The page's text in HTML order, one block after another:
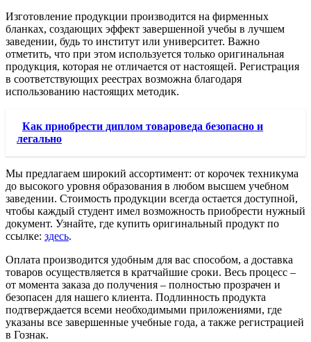
Изготовление продукции производится на фирменных
бланках, создающих эффект завершенной учебы в лучшем
заведении, будь то институт или университет. Важно
отметить, что при этом используется только оригинальная
продукция, которая не отличается от настоящей. Регистрация
в соответствующих реестрах возможна благодаря
использованию настоящих методик.
Как приобрести диплом товароведа безопасно и
легально
Мы предлагаем широкий ассортимент: от корочек техникума
до высокого уровня образования в любом высшем учебном
заведении. Стоимость продукции всегда остается доступной,
чтобы каждый студент имел возможность приобрести нужный
документ. Узнайте, где купить оригинальный продукт по
ссылке: здесь.
Оплата производится удобным для вас способом, а доставка
товаров осуществляется в кратчайшие сроки. Весь процесс –
от момента заказа до получения – полностью прозрачен и
безопасен для нашего клиента. Подлинность продукта
подтверждается всеми необходимыми приложениями, где
указаны все завершенные учебные года, а также регистрацией
в Гознак.